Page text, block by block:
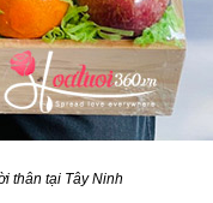
thân tại Tây Ninh